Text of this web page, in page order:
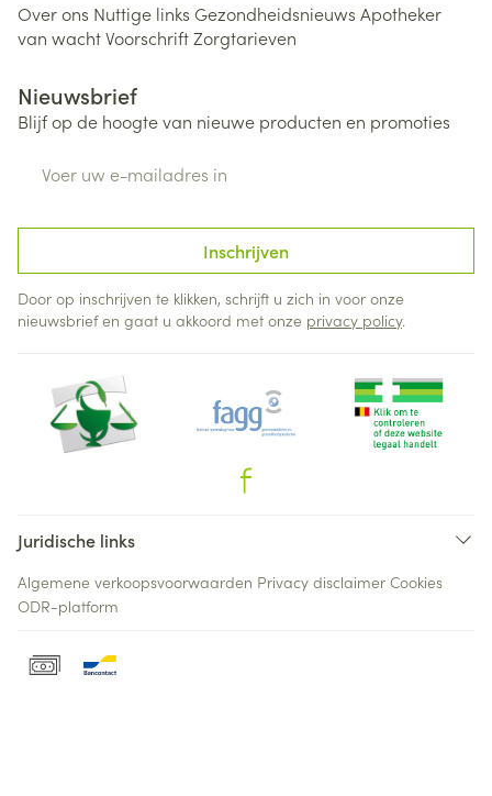
Over ons Nuttige links Gezondheidsnieuws Apotheker
van wachtVoorschriftZorgtarieven
Nieuwsbrief
Blijf op de hoogte van nieuwe producten en promoties
Inschrijven
Door op inschrijven te klikken, schrijft u zich in voor onze
nieuwsbrief en gaat u akkoord met onze privacy policy.
Juridische links
Algemene verkoopsvoorwaarden Privacy disclaimer Cookies
ODR-platform